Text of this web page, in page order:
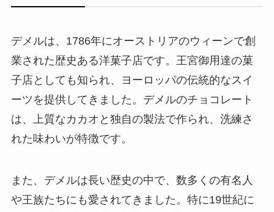
デメルは、1786年にオーストリアのウィーンで創
業された歴史ある洋菓子店です。王宮御用達の菓
子店としても知られ、ヨーロッパの伝統的なスイ
ーツを提供してきました。デメルのチョコレート
は、上質なカカオと独自の製法で作られ、洗練さ
れた味わいが特徴です。
また、デメルは長い歴史の中で、数多くの有名人
や王族たちにも愛されてきました。特に19世紀に